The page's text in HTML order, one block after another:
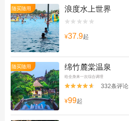
随买随用 浪度水上世界


¥37.9起
随买随用 绵竹麓棠温泉
给全身来一次综合调理

 332条评论
¥99起